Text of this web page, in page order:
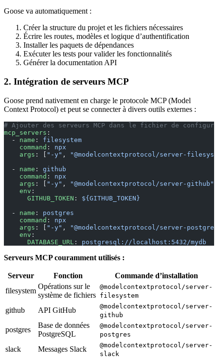
Goose va automatiquement :
Créer la structure du projet et les fichiers nécessaires
Écrire les routes, modèles et logique d’authentification
Installer les paquets de dépendances
Exécuter les tests pour valider les fonctionnalités
Générer la documentation API
2. Intégration de serveurs MCP
Goose prend nativement en charge le protocole MCP (Model
Context Protocol) et peut se connecter à divers outils externes :
# Ajouter des serveurs MCP dans le fichier de
mcp_servers :
  -
name : filesystem
    command
: npx
    args
: [ "-y" ,
"@modelcontextprotocol/server-
  -
name : github
    command
: npx
    args
: [ "-y" , "@modelcontextprotocol/server-github"
    env
:
      GITHUB_TOKEN
: ${GITHUB_TOKEN}
  -
name : postgres
    command
: npx
    args
: [ "-y" ,
"@modelcontextprotocol/server-
    env
:
      DATABASE_URL
: postgresql://localhost:5432/mydb
Serveurs MCP couramment utilisés :
Serveur Fonction
Commande d’installation
filesystem
Opérations sur le
système de fichiers
@modelcontextprotocol/server-
filesystem
github API GitHub
@modelcontextprotocol/server-
github
postgres
Base de données
PostgreSQL
@modelcontextprotocol/server-
postgres
slack Messages Slack
@modelcontextprotocol/server-
slack